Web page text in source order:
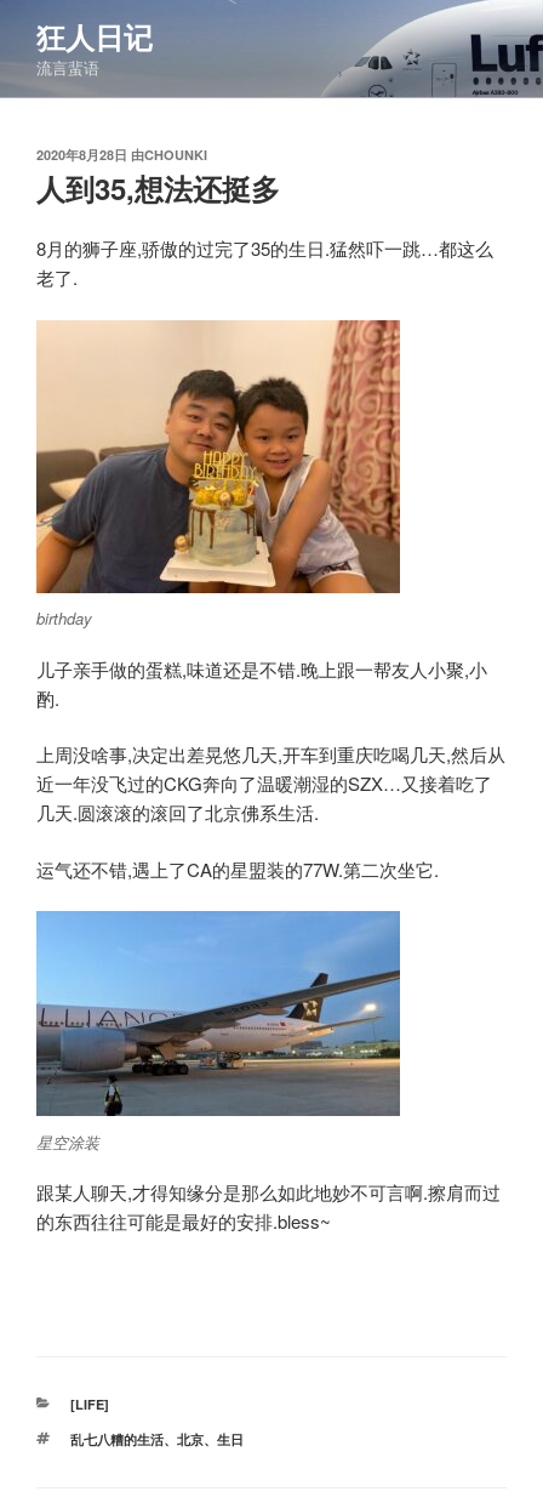
容
狂人日记
流言蜚语
发
于
2020年8月28日 由CHOUNKI
人到35,想法还挺多
8月的狮子座,骄傲的过完了35的生日.猛然吓一跳…都这么
老了.
birthday
儿子亲手做的蛋糕,味道还是不错.晚上跟一帮友人小聚,小
酌.
上周没啥事,决定出差晃悠几天,开车到重庆吃喝几天,然后从
近一年没飞过的CKG奔向了温暖潮湿的SZX…又接着吃了
几天.圆滚滚的滚回了北京佛系生活.
运气还不错,遇上了CA的星盟装的77W.第二次坐它.
星空涂装
跟某人聊天,才得知缘分是那么如此地妙不可言啊.擦肩而过
的东西往往可能是最好的安排.bless~
分
[LIFE]
标
乱七八糟的生活、 北京、 生日